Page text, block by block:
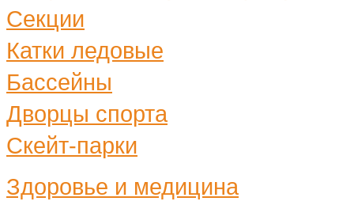
Секции
Катки ледовые
Бассейны
Дворцы спорта
Скейт-парки
Здоровье и медицина